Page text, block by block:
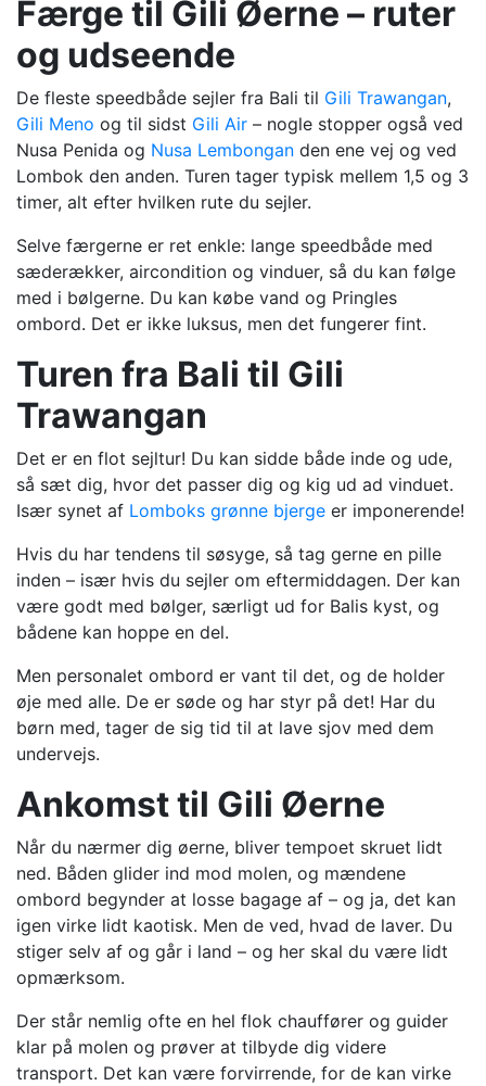
Færge til Gili Øerne – ruter
og udseende
De fleste speedbåde sejler fra Bali til Gili Trawangan,
Gili Meno og til sidst Gili Air – nogle stopper også ved
Nusa Penida og Nusa Lembongan den ene vej og ved
Lombok den anden. Turen tager typisk mellem 1,5 og 3
timer, alt efter hvilken rute du sejler.
Selve færgerne er ret enkle: lange speedbåde med
sæderækker, aircondition og vinduer, så du kan følge
med i bølgerne. Du kan købe vand og Pringles
ombord. Det er ikke luksus, men det fungerer fint.
Turen fra Bali til Gili
Trawangan
Det er en flot sejltur! Du kan sidde både inde og ude,
så sæt dig, hvor det passer dig og kig ud ad vinduet.
Især synet af Lomboks grønne bjerge er imponerende!
Hvis du har tendens til søsyge, så tag gerne en pille
inden – især hvis du sejler om eftermiddagen. Der kan
være godt med bølger, særligt ud for Balis kyst, og
bådene kan hoppe en del.
Men personalet ombord er vant til det, og de holder
øje med alle. De er søde og har styr på det! Har du
børn med, tager de sig tid til at lave sjov med dem
undervejs.
Ankomst til Gili Øerne
Når du nærmer dig øerne, bliver tempoet skruet lidt
ned. Båden glider ind mod molen, og mændene
ombord begynder at losse bagage af – og ja, det kan
igen virke lidt kaotisk. Men de ved, hvad de laver. Du
stiger selv af og går i land – og her skal du være lidt
opmærksom.
Der står nemlig ofte en hel flok chauffører og guider
klar på molen og prøver at tilbyde dig videre
transport. Det kan være forvirrende, for de kan virke